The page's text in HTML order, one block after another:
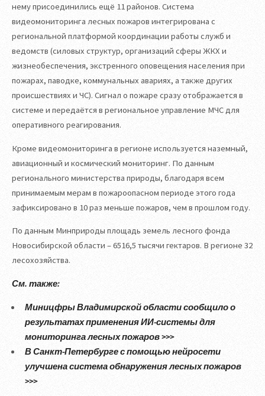
нему присоединились ещё 11 районов. Система
видеомониторинга лесных пожаров интегрирована с
региональной платформой координации работы служб и
ведомств (силовых структур, организаций сферы ЖКХ и
жизнеобеспечения, экстренного оповещения населения при
пожарах, паводке, коммунальных авариях, а также других
происшествиях и ЧС). Сигнал о пожаре сразу отображается в
системе и передаётся в региональное управление МЧС для
оперативного реагирования.
Кроме видеомониторинга в регионе используется наземный,
авиационный и космический мониторинг. По данным
регионального министерства природы, благодаря всем
принимаемым мерам в пожароопасном периоде этого года
зафиксировано в 10 раз меньше пожаров, чем в прошлом году.
По данным Минприроды площадь земель лесного фонда
Новосибирской области – 6516,5 тысячи гектаров. В регионе 32
лесохозяйства.
См. также:
Миницфры Владимирской области сообщило о
результатах применения ИИ-системы для
мониторинга лесных пожаров >>>
В Санкт-Петербурге с помощью нейросети
улучшена система обнаружения лесных пожаров
>>>